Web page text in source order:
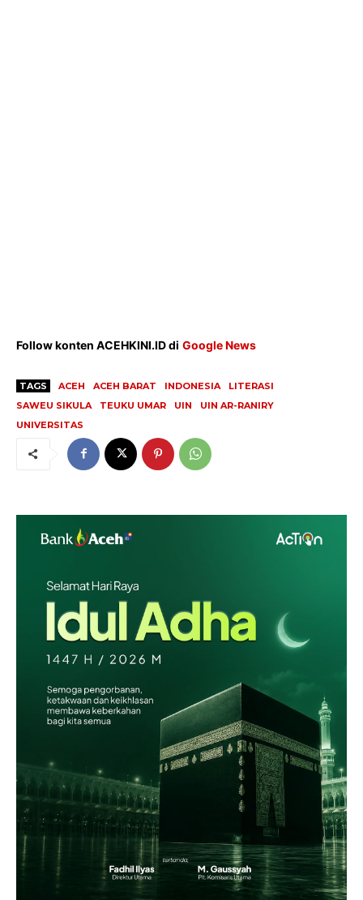
Follow konten ACEHKINI.ID di Google News
TAGS ACEH ACEH BARAT INDONESIA
LITERASI
SAWEU SIKULA
TEUKU UMAR UIN
UIN AR-RANIRY
UNIVERSITAS